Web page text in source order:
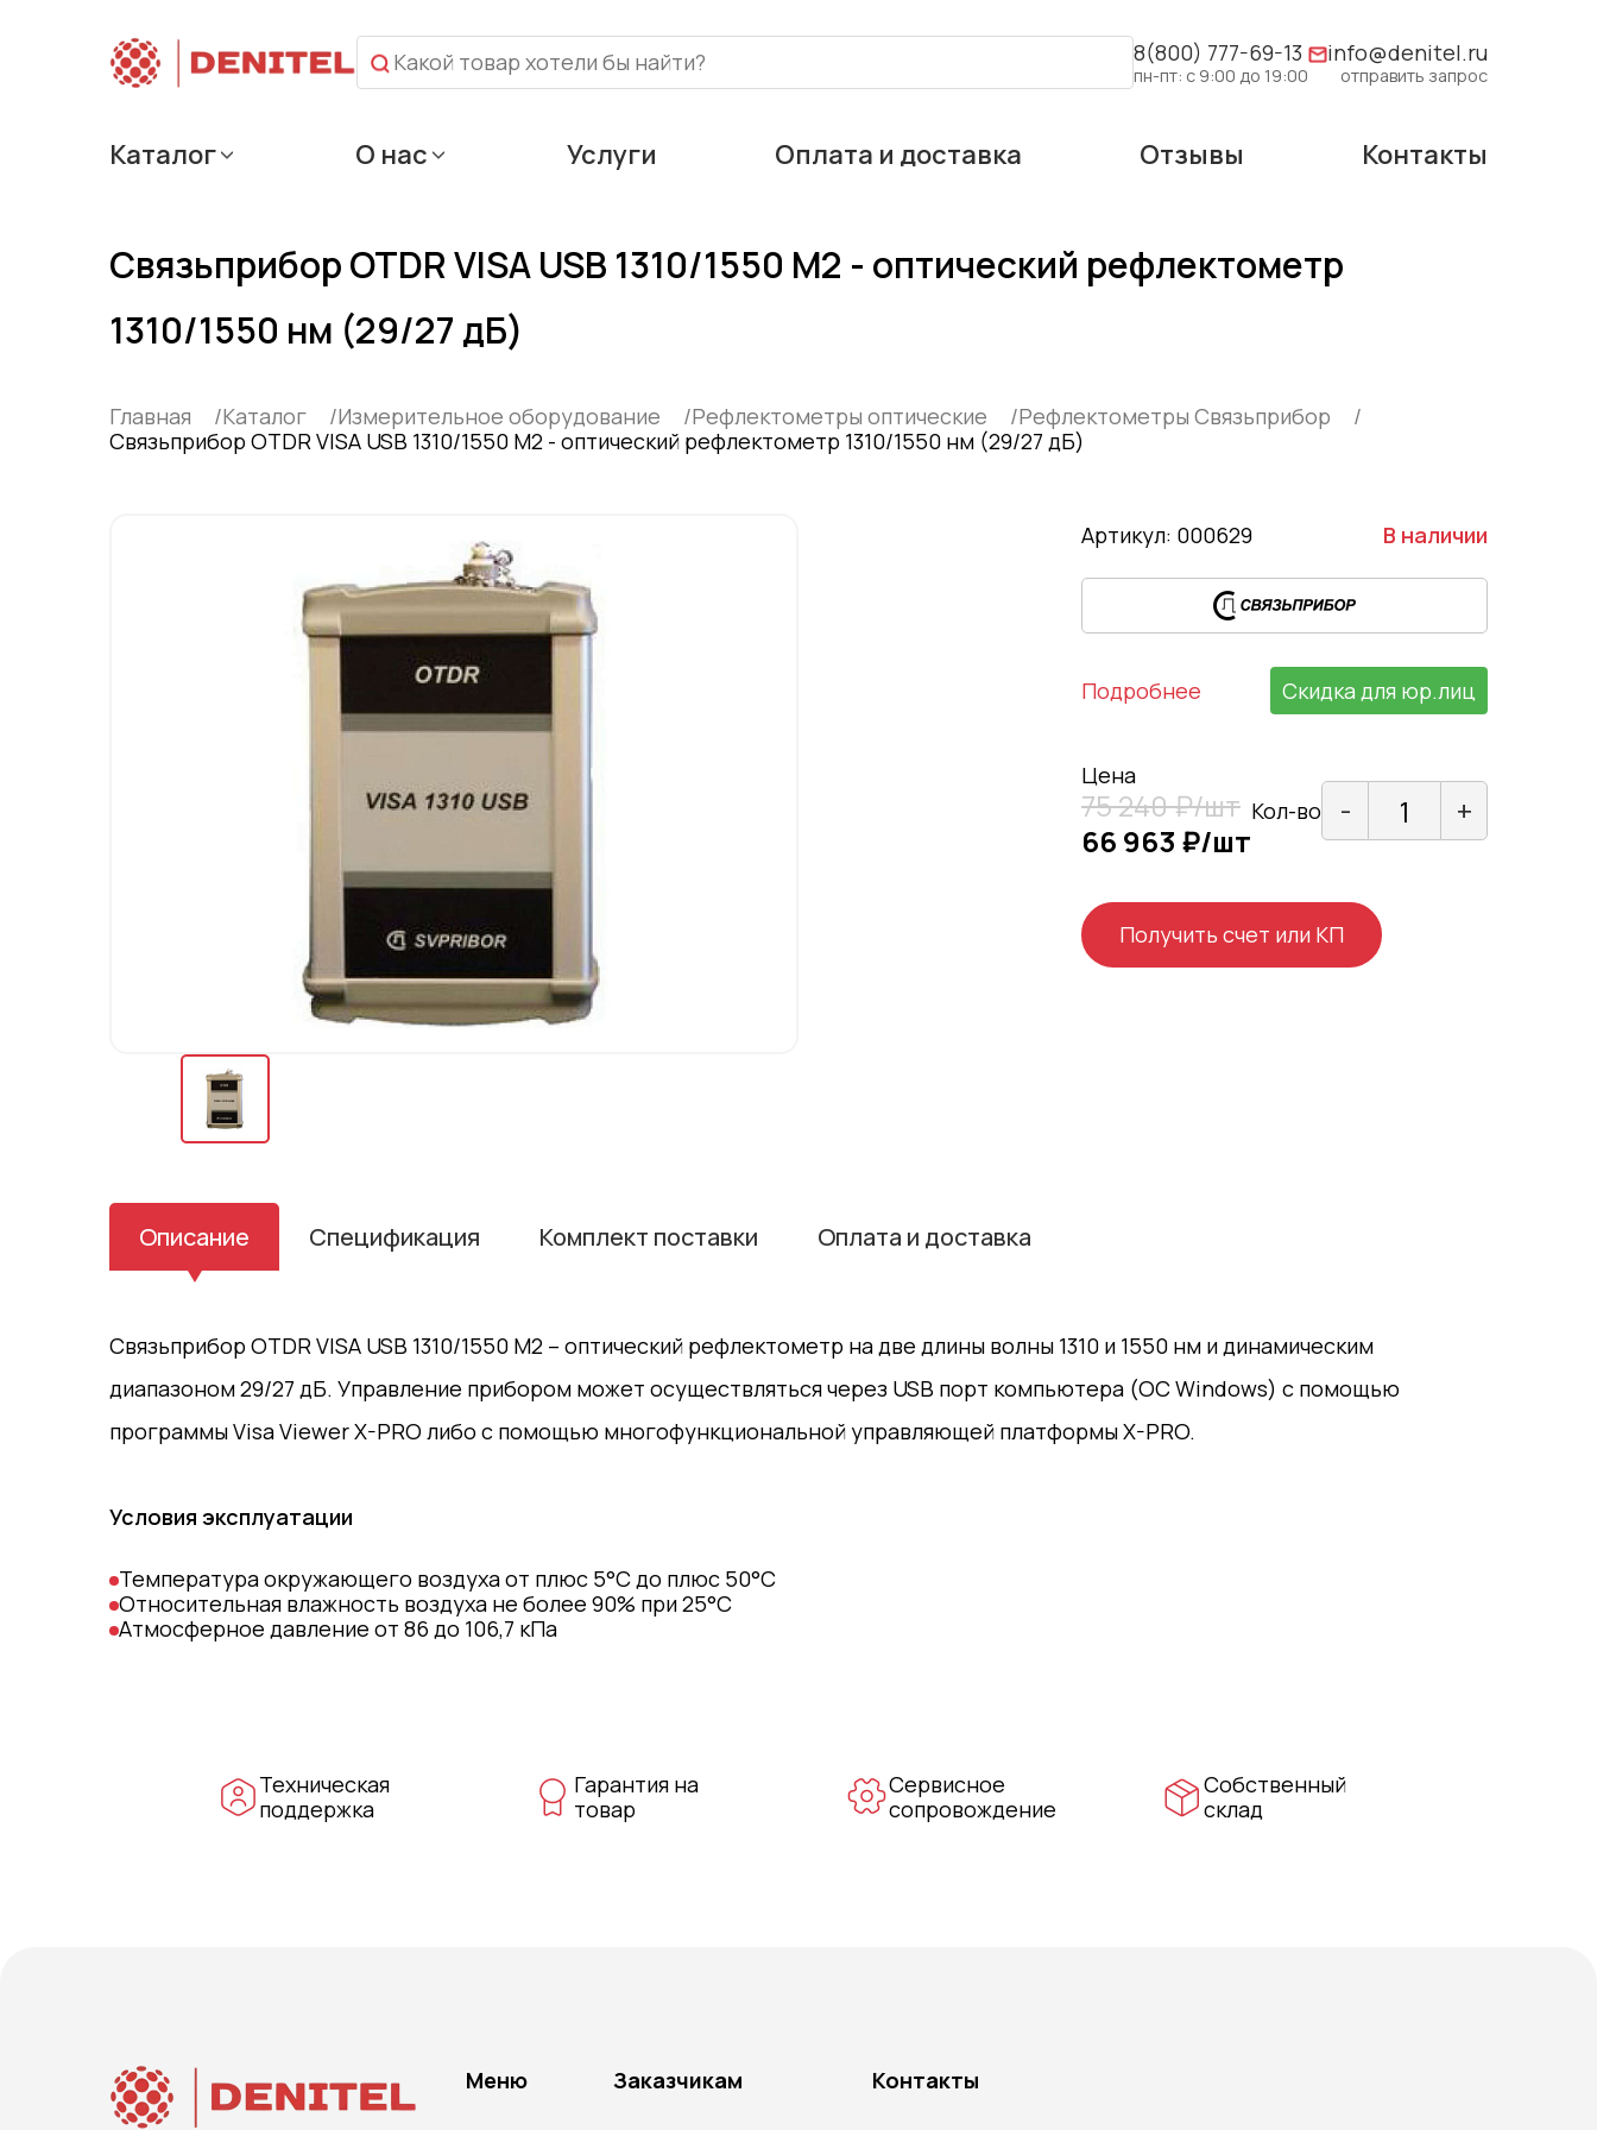
8(800) 777-69-13
пн-пт: с 9:00 до 19:00
info@denitel.ru
отправить запрос
Каталог О нас Услуги Оплата и доставка Отзывы Контакты
Связьприбор OTDR VISA USB 1310/1550 М2 - оптический рефлектометр
1310/1550 нм (29/27 дБ)
Главная Каталог Измерительное оборудование Рефлектометры оптические
Рефлектометры Связьприбор
Связьприбор OTDR VISA USB 1310/1550 М2 - оптический рефлектометр 1310/1550 нм (29/27 дБ)
Артикул: 000629 В наличии
Подробнее Скидка для юр.лиц
Цена
75 240 ₽/шт
66 963 ₽/шт
Кол-во - +
Получить счет или КП
Описание Спецификация Комплект поставки Оплата и доставка
Связьприбор OTDR VISA USB 1310/1550 М2 – оптический рефлектометр на две длины волны 1310 и 1550 нм и динамическим
диапазоном 29/27 дБ. Управление прибором может осуществляться через USB порт компьютера (ОС Windows) с помощью
программы Visa Viewer X-PRO либо с помощью многофункциональной управляющей платформы X-PRO.
Условия эксплуатации
Температура окружающего воздуха от плюс 5°С до плюс 50°С
Относительная влажность воздуха не более 90% при 25°С
Атмосферное давление от 86 до 106,7 кПа
Техническая
поддержка
Гарантия на
товар
Сервисное
сопровождение
Собственный
склад
Меню Заказчикам Контакты